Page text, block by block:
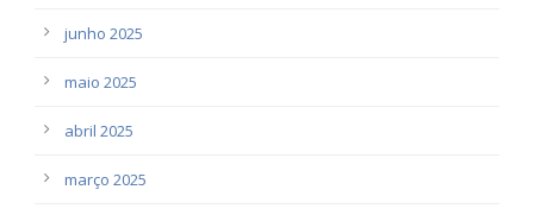
junho 2025
maio 2025
abril 2025
março 2025